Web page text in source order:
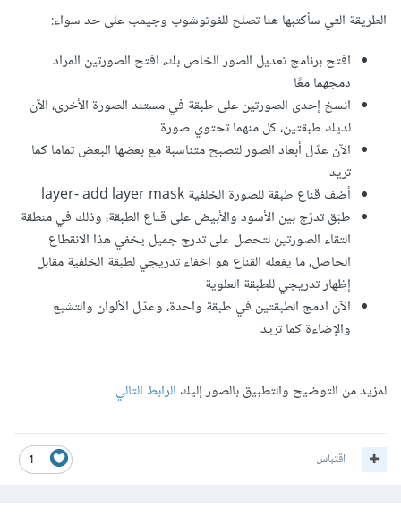
الطريقة التي سأكتبها هنا تصلح للفوتوشوب وجيمب على حد سواء:
افتح برنامج تعديل الصور الخاص بك، افتح الصورتين المراد
دمجهما معًا
انسخ إحدى الصورتين على طبقة في مستند الصورة الأخرى، الآن
لديك طبقتين، كل منهما تحتوي صورة
الآن عدّل أبعاد الصور لتصبح متناسبة مع بعضها البعض تماما كما
تريد
أضف قناع طبقة للصورة الخلفية layer- add layer mask
طبّق تدرّج بين الأسود والأبيض على قناع الطبقة، وذلك في منطقة
التقاء الصورتين لتحصل على تدرج جميل يخفي هذا الانقطاع
الحاصل، ما يفعله القناع هو اخفاء تدريجي لطبقة الخلفية مقابل
إظهار تدريجي للطبقة العلوية
الآن ادمج الطبقتين في طبقة واحدة، وعدّل الألوان والتشبع
والإضاءة كما تريد
لمزيد من التوضيح والتطبيق بالصور إليك الرابط التالي
1 اقتباس